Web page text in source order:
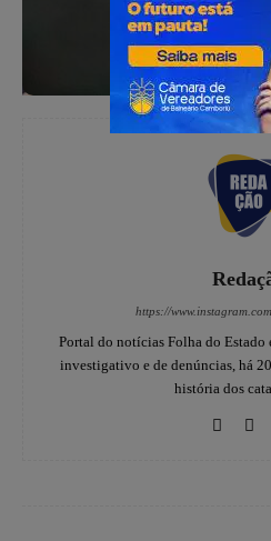
https://
Portal do notícias Folha do
investigativo e de denúncias, há
história dos